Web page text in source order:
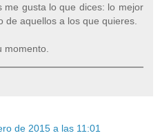
me gusta lo que dices: lo mejor
de aquellos a los que quieres.
de 2015 a las 11:01